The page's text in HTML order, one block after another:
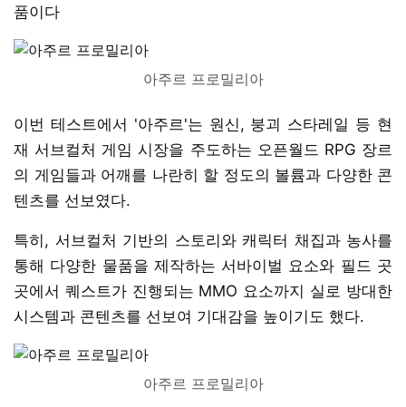
품이다
아주르 프로밀리아
이번 테스트에서 '아주르'는 원신, 붕괴 스타레일 등 현
재 서브컬처 게임 시장을 주도하는 오픈월드 RPG 장르
의 게임들과 어깨를 나란히 할 정도의 볼륨과 다양한 콘
텐츠를 선보였다.
특히, 서브컬처 기반의 스토리와 캐릭터 채집과 농사를
통해 다양한 물품을 제작하는 서바이벌 요소와 필드 곳
곳에서 퀘스트가 진행되는 MMO 요소까지 실로 방대한
시스템과 콘텐츠를 선보여 기대감을 높이기도 했다.
아주르 프로밀리아